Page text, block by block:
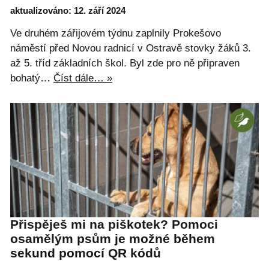
aktualizováno: 12. září 2024
Ve druhém zářijovém týdnu zaplnily Prokešovo
náměstí před Novou radnicí v Ostravě stovky žáků 3.
až 5. tříd základních škol. Byl zde pro ně připraven
bohatý… Číst dále… »
Přispěješ mi na piškotek? Pomoci
osamělým psům je možné během
sekund pomocí QR kódů